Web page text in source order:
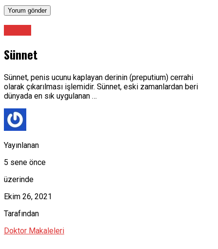
Sünnet
Sünnet, penis ucunu kaplayan derinin (preputium) cerrahi
olarak çıkarılması işlemidir. Sünnet, eski zamanlardan beri
dünyada en sık uygulanan …
Yayınlanan
5 sene önce
üzerinde
Ekim 26, 2021
Tarafından
Doktor Makaleleri